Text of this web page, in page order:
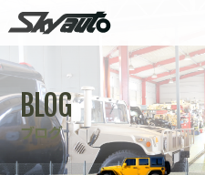
ホーム 在庫車情報
整備作業実例 パーツ販売
店舗紹介 工場紹介
BLOG
ブログ